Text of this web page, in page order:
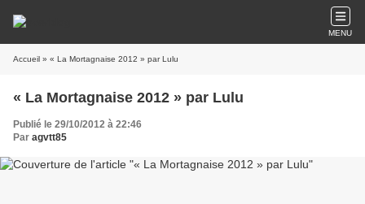
MENU
Accueil » « La Mortagnaise 2012 » par Lulu
« La Mortagnaise 2012 » par Lulu
Publié le 29/10/2012 à 22:46
Par agvtt85